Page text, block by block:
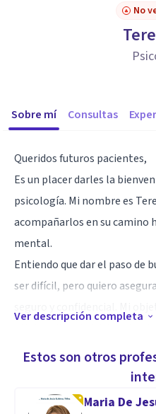
No
Sobre mí Consultas
Queridos futuros pacientes,
Es un placer darles la
psicología. Mi nombre es
acompañarlos en su camino
mental.
Entiendo que dar el paso de
ser difícil, pero quiero
libremente y trabajar juntos
Como profesional de la
ayudar a muchas personas a
Ver descripción completa
Estos son otros
Maria De